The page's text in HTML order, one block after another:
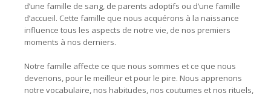
d’une famille de sang, de parents adoptifs ou d’une famille
d’accueil. Cette famille que nous acquérons à la naissance
influence tous les aspects de notre vie, de nos premiers
moments à nos derniers.
Notre famille affecte ce que nous sommes et ce que nous
devenons, pour le meilleur et pour le pire. Nous apprenons
notre vocabulaire, nos habitudes, nos coutumes et nos rituels,